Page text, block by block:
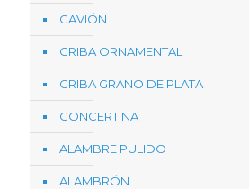
GAVIÓN
CRIBA ORNAMENTAL
CRIBA GRANO DE PLATA
CONCERTINA
ALAMBRE PULIDO
ALAMBRÓN